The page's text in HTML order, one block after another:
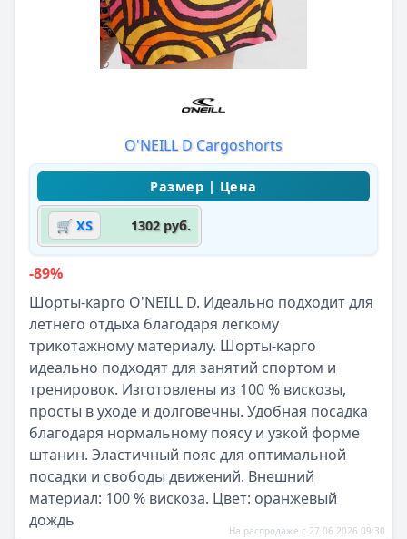
O'NEILL D Cargoshorts
🛒 XS 1302 руб.
-89%
Шорты-карго O'NEILL D. Идеально подходит для
летнего отдыха благодаря легкому
трикотажному материалу. Шорты-карго
идеально подходят для занятий спортом и
тренировок. Изготовлены из 100 % вискозы,
просты в уходе и долговечны. Удобная посадка
благодаря нормальному поясу и узкой форме
штанин. Эластичный пояс для оптимальной
посадки и свободы движений. Внешний
материал: 100 % вискоза. Цвет: оранжевый
дождь
На распродаже с 27.06.2026 09:30